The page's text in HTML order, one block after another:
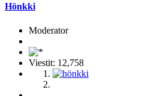
Hönkki
Moderator
Viestit: 12,758